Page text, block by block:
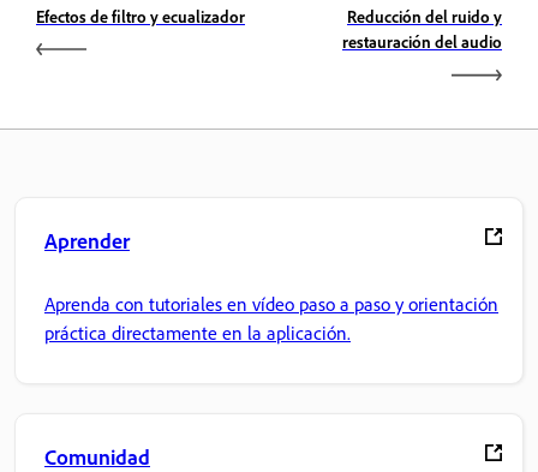
Efectos de filtro y ecualizador
Reducción del ruido y
restauración del audio
Aprender
Aprenda con tutoriales en vídeo paso a paso y orientación
práctica directamente en la aplicación.
Comunidad